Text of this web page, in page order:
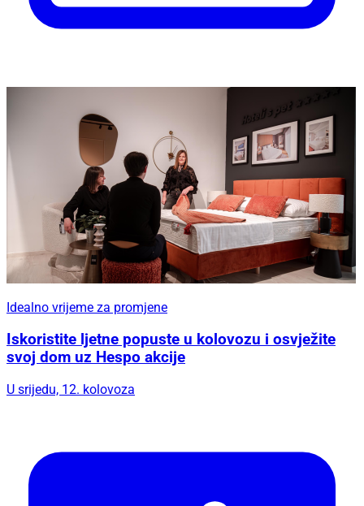
Idealno vrijeme za promjene
Iskoristite ljetne popuste u kolovozu i osvježite
svoj dom uz Hespo akcije
U srijedu, 12. kolovoza